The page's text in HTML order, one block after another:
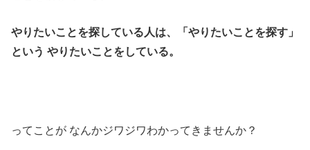
やりたいことを探している人は、「やりたいことを探す」
という やりたいことをしている。
ってことが なんかジワジワわかってきませんか？